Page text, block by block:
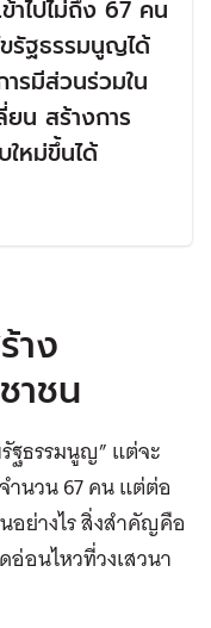
าไปไม่ถึง 67 คน
ขรัฐธรรมนูญได้
รมีส่วนร่วมใน
ยน สร้างการ
ใหม่ขึ้นได้
าง
าชน
ฐธรรมนูญ” แต่จะ
ำนวน 67 คน แต่ต่อ
อย่างไร สิ่งสำคัญคือ
อนไหวที่วงเสวนา